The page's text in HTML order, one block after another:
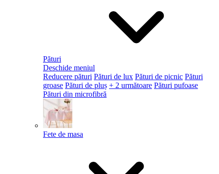
Pături
Deschide meniul
Reducere pături Pături de lux Pături de picnic Pături
groase Pături de pluș + 2 următoare Pături pufoase
Pături din microfibră
Fete de masa